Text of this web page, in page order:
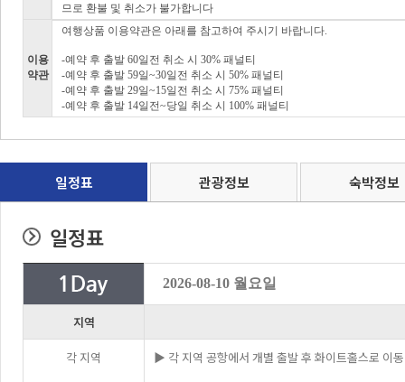
므로 환불 및 취소가 불가합니다
이용
약관
여행상품 이용약관은 아래를 참고하여 주시기 바랍니다.
-예약 후 출발 60일전 취소 시 30% 패널티
-예약 후 출발 59일~30일전 취소 시 50% 패널티
-예약 후 출발 29일~15일전 취소 시 75% 패널티
-예약 후 출발 14일전~당일 취소 시 100% 패널티
일정표 관광정보 숙박정보
일정표
2026-08-10 월요일
지역
각 지역
▶ 각 지역 공항에서 개별 출발 후 화이트홀스로 이동